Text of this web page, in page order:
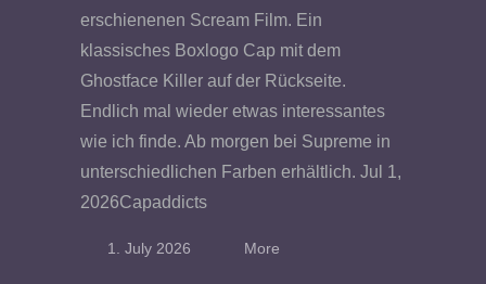
erschienenen Scream Film. Ein
klassisches Boxlogo Cap mit dem
Ghostface Killer auf der Rückseite.
Endlich mal wieder etwas interessantes
wie ich finde. Ab morgen bei Supreme in
unterschiedlichen Farben erhältlich. Jul 1,
2026Capaddicts
1. July 2026 More